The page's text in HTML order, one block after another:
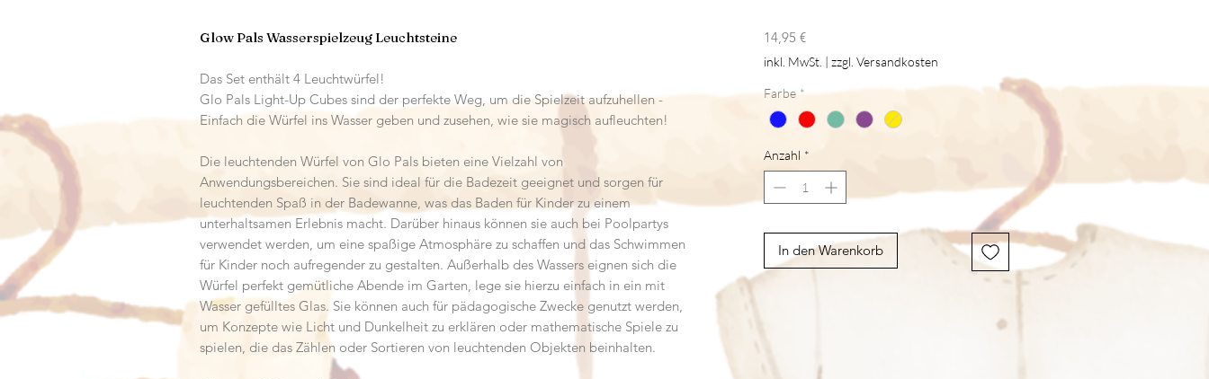
Glow Pals Wasserspielzeug Leuchtsteine
Das Set enthält 4 Leuchtwürfel!
Glo Pals Light-Up Cubes sind der perfekte Weg, um die Spielzeit aufzuhellen -
Einfach die Würfel ins Wasser geben und zusehen, wie sie magisch aufleuchten!
Die leuchtenden Würfel von Glo Pals bieten eine Vielzahl von
Anwendungsbereichen. Sie sind ideal für die Badezeit geeignet und sorgen für
leuchtenden Spaß in der Badewanne, was das Baden für Kinder zu einem
unterhaltsamen Erlebnis macht. Darüber hinaus können sie auch bei Poolpartys
verwendet werden, um eine spaßige Atmosphäre zu schaffen und das Schwimmen
für Kinder noch aufregender zu gestalten. Außerhalb des Wassers eignen sich die
Würfel perfekt gemütliche Abende im Garten, lege sie hierzu einfach in ein mit
Wasser gefülltes Glas. Sie können auch für pädagogische Zwecke genutzt werden,
um Konzepte wie Licht und Dunkelheit zu erklären oder mathematische Spiele zu
spielen, die das Zählen oder Sortieren von leuchtenden Objekten beinhalten.
14,95 €Preis
inkl. MwSt. | zzgl. Versandkosten
Farbe *
Anzahl *
In den Warenkorb